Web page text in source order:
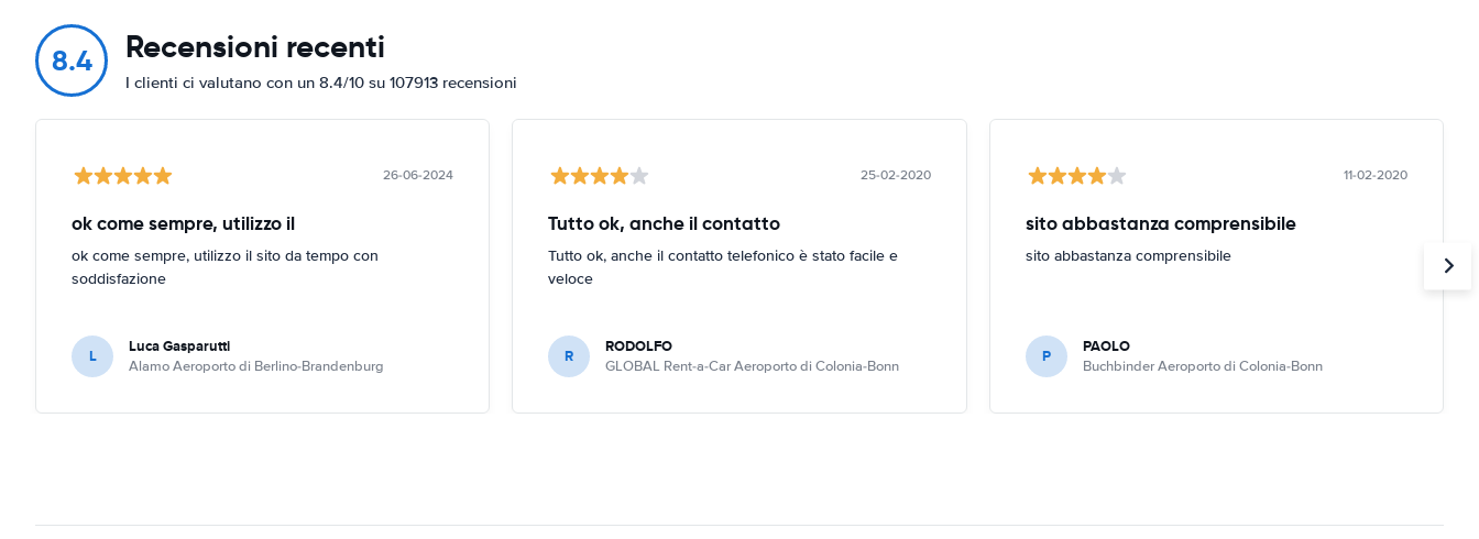
8.4 Recensioni recenti
I clienti ci valutano con un 8.4/10 su 107913 recensioni
26-06-2024
ok come sempre, utilizzo il
ok come sempre, utilizzo il sito da tempo con
soddisfazione
L Luca Gasparutti
Alamo Aeroporto di Berlino-Brandenburg
25-02-2020
Tutto ok, anche il contatto
Tutto ok, anche il contatto telefonico è stato facile e
veloce
R RODOLFO
GLOBAL Rent-a-Car Aeroporto di Colonia-Bonn
11-02-2020
sito abbastanza comprensibile
sito abbastanza comprensibile
P PAOLO
Buchbinder Aeroporto di Colonia-Bonn